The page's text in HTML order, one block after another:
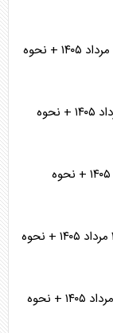
جدول قطعی برق استان مازندران فردا جمعه ۱۶ مرداد ۱۴۰۵ + نحوه
جدول قطعی برق استان گیلان فردا جمعه ۱۶ مرداد ۱۴۰۵ + نحوه
جدول قطعی برق استان قم فردا جمعه ۱۶ مرداد ۱۴۰۵ + نحوه
جدول قطعی برق استان کرمانشاه فردا جمعه ۱۶ مرداد ۱۴۰۵ + نحوه
جدول قطعی برق استان اصفهان فردا جمعه ۱۶ مرداد ۱۴۰۵ + نحوه